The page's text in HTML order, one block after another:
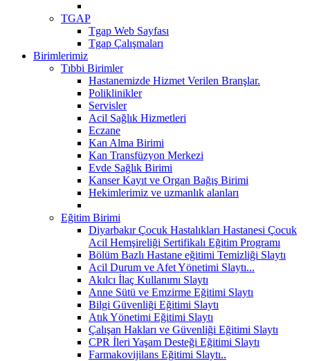
TGAP
Tgap Web Sayfası
Tgap Çalışmaları
Birimlerimiz
Tıbbi Birimler
Hastanemizde Hizmet Verilen Branşlar.
Poliklinikler
Servisler
Acil Sağlık Hizmetleri
Eczane
Kan Alma Birimi
Kan Transfüzyon Merkezi
Evde Sağlık Birimi
Kanser Kayıt ve Organ Bağış Birimi
Hekimlerimiz ve uzmanlık alanları
Eğitim Birimi
Diyarbakır Çocuk Hastalıkları Hastanesi Çocuk
Acil Hemşireliği Sertifikalı Eğitim Programı
Bölüm Bazlı Hastane eğitimi Temizliği Slaytı
Acil Durum ve Afet Yönetimi Slaytı...
Akılcı İlaç Kullanımı Slaytı
Anne Sütü ve Emzirme Eğitimi Slaytı
Bilgi Güvenliği Eğitimi Slaytı
Atık Yönetimi Eğitimi Slaytı
Çalışan Hakları ve Güvenliği Eğitimi Slaytı
CPR İleri Yaşam Desteği Eğitimi Slaytı
Farmakovijilans Eğitimi Slaytı..